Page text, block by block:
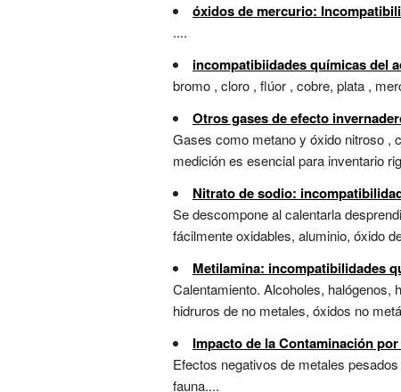
óxidos de mercurio:
....
incompatibiidades químicas del
bromo , cloro , flúor , cobre, plata ,
Otros gases de efecto
Gases como metano y óxido nitroso ,
medición es esencial para inventario
Nitrato de sodio:
Se descompone al calentarla
fácilmente oxidables, aluminio, óxido
Metilamina: incompatibilidades
Calentamiento. Alcoholes, halógenos,
hidruros de no metales, óxidos no
Impacto de la Contaminación
Efectos negativos de metales
fauna....